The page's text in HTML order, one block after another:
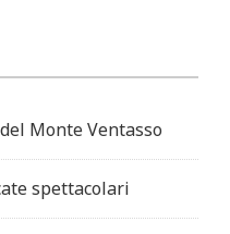
Monte Ventasso
spettacolari